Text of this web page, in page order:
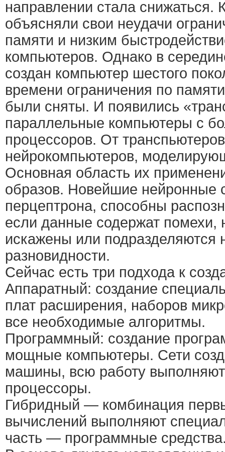
направлении стала снижаться.
объясняли свои неудачи
памяти и низким
компьютеров. Однако в
создан компьютер шестого
времени ограничения по
были сняты. И появились
параллельные компьютеры с
процессоров. От
нейрокомпьютеров,
Основная область их
образов. Новейшие нейронные
перцептрона, способны
если данные содержат помехи,
искажены или подразделяются
разновидности.
Сейчас есть три подхода к
Аппаратный: создание
плат расширения, наборов
все необходимые алгоритмы.
Программный: создание
мощные компьютеры. Сети
машины, всю работу
процессоры.
Гибридный — комбинация
вычислений выполняют
часть — программные